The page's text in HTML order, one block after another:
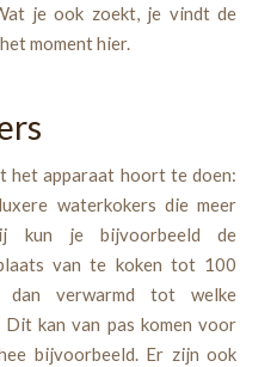
je ook zoekt, je vindt de
moment hier.
het apparaat hoort te doen:
waterkokers die meer
kun je bijvoorbeeld de
van te koken tot 100
verwarmd tot welke
kan van pas komen voor
bijvoorbeeld. Er zijn ook